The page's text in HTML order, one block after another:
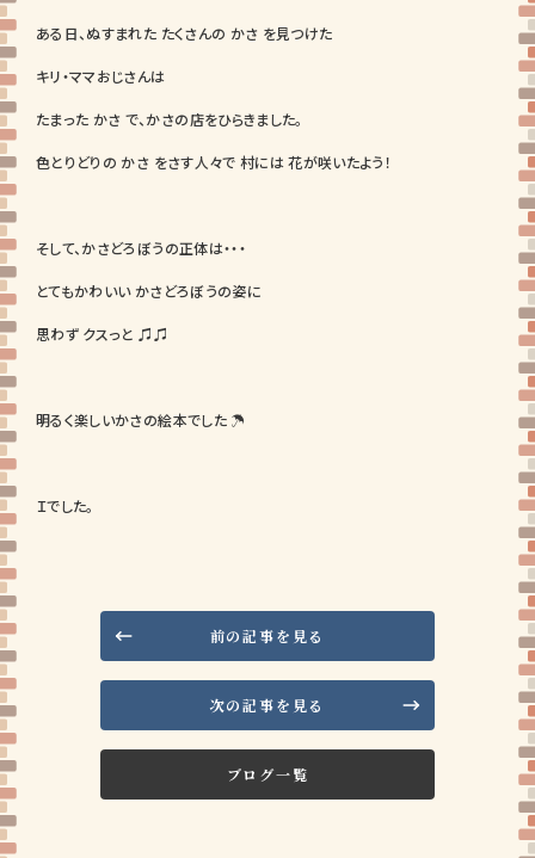
ある日、ぬすまれた たくさんの かさ を見つけた
キリ・ママおじさんは
たまった かさ で、かさの店をひらきました。
色とりどりの かさ をさす人々で 村には 花が咲いたよう！
そして、かさどろぼうの正体は・・・
とてもかわいい かさどろぼうの姿に
思わず クスっと ♫♫
明るく楽しいかさの絵本でした ☂
Ｉでした。
前の記事を見る
ブログ一覧
次の記事を見る